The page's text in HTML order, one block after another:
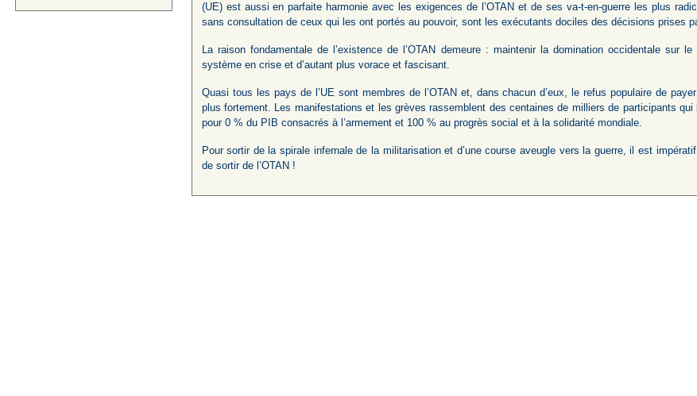
(UE) est aussi en parfaite harmonie avec les exigences de l’OTAN et de ses va-t-en-guerre les plus
sans consultation de ceux qui les ont portés au pouvoir, sont les exécutants dociles des décisions prises
La raison fondamentale de l’existence de l’OTAN demeure : maintenir la domination occidentale sur
système en crise et d’autant plus vorace et fascisant.
Quasi tous les pays de l’UE sont membres de l’OTAN et, dans chacun d’eux, le refus populaire de
plus fortement. Les manifestations et les grèves rassemblent des centaines de milliers de participants
pour 0 % du PIB consacrés à l’armement et 100 % au progrès social et à la solidarité mondiale.
Pour sortir de la spirale infernale de la militarisation et d’une course aveugle vers la guerre, il est
de sortir de l’OTAN !